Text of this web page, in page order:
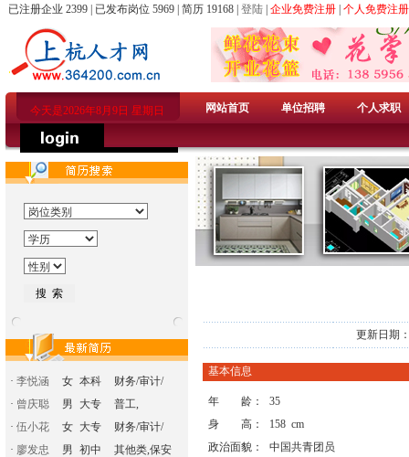
已注册企业 2399 | 已发布岗位 5969 | 简历 19168 | 登陆 企业免费注册 个人免费注册
今天是2026年8月9日 星期日 网站首页 单位招聘 个人求职
· 李悦涵 女 本科
财务/审计/
· 曾庆聪 男 大专
普工,
· 伍小花 女 大专
财务/审计/
· 廖发忠 男 初中
其他类,保安
更新日
基本信息
年 龄：
35
身 高：
158 cm
政治面貌：
中国共青团员